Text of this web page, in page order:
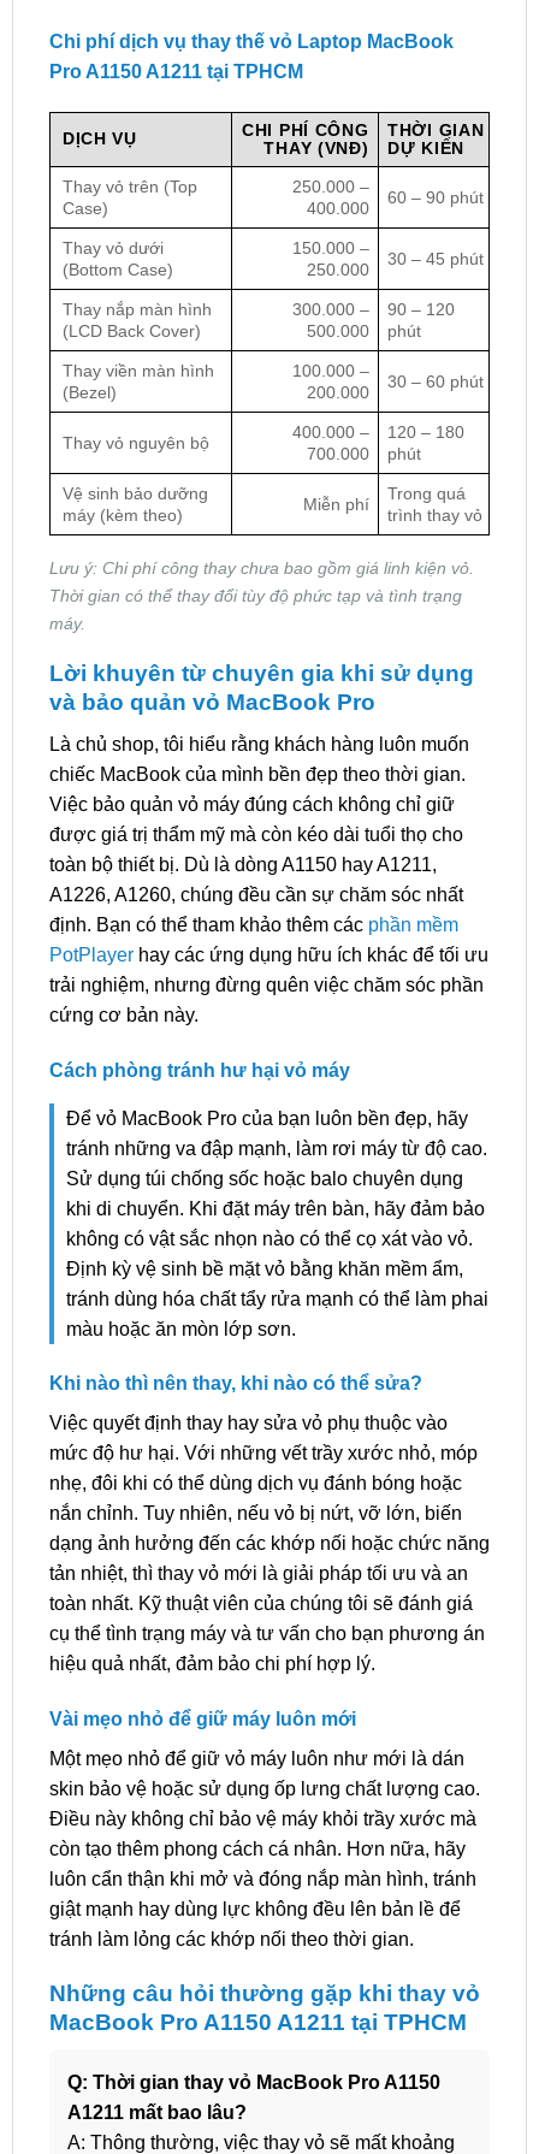
Chi phí dịch vụ thay thế vỏ Laptop MacBook
Pro A1150 A1211 tại TPHCM
DỊCH VỤ
CHI PHÍ CÔNG
THAY (VNĐ)
THỜI GIAN
DỰ KIẾN
Thay vỏ trên (Top
Case)
250.000 –
400.000
60 – 90 phút
Thay vỏ dưới
(Bottom Case)
150.000 –
250.000
30 – 45 phút
Thay nắp màn hình
(LCD Back Cover)
300.000 –
500.000
90 – 120
phút
Thay viền màn hình
(Bezel)
100.000 –
200.000
30 – 60 phút
Thay vỏ nguyên bộ
400.000 –
700.000
120 – 180
phút
Vệ sinh bảo dưỡng
máy (kèm theo)
Miễn phí
Trong quá
trình thay vỏ
Lưu ý: Chi phí công thay chưa bao gồm giá linh kiện vỏ.
Thời gian có thể thay đổi tùy độ phức tạp và tình trạng
máy.
Lời khuyên từ chuyên gia khi sử dụng
và bảo quản vỏ MacBook Pro
Là chủ shop, tôi hiểu rằng khách hàng luôn muốn
chiếc MacBook của mình bền đẹp theo thời gian.
Việc bảo quản vỏ máy đúng cách không chỉ giữ
được giá trị thẩm mỹ mà còn kéo dài tuổi thọ cho
toàn bộ thiết bị. Dù là dòng A1150 hay A1211,
A1226, A1260, chúng đều cần sự chăm sóc nhất
định. Bạn có thể tham khảo thêm các phần mềm
PotPlayerhay các ứng dụng hữu ích khác để tối ưu
trải nghiệm, nhưng đừng quên việc chăm sóc phần
cứng cơ bản này.
Cách phòng tránh hư hại vỏ máy
Để vỏ MacBook Pro của bạn luôn bền đẹp, hãy
tránh những va đập mạnh, làm rơi máy từ độ cao.
Sử dụng túi chống sốc hoặc balo chuyên dụng
khi di chuyển. Khi đặt máy trên bàn, hãy đảm bảo
không có vật sắc nhọn nào có thể cọ xát vào vỏ.
Định kỳ vệ sinh bề mặt vỏ bằng khăn mềm ẩm,
tránh dùng hóa chất tẩy rửa mạnh có thể làm phai
màu hoặc ăn mòn lớp sơn.
Khi nào thì nên thay, khi nào có thể sửa?
Việc quyết định thay hay sửa vỏ phụ thuộc vào
mức độ hư hại. Với những vết trầy xước nhỏ, móp
nhẹ, đôi khi có thể dùng dịch vụ đánh bóng hoặc
nắn chỉnh. Tuy nhiên, nếu vỏ bị nứt, vỡ lớn, biến
dạng ảnh hưởng đến các khớp nối hoặc chức năng
tản nhiệt, thì thay vỏ mới là giải pháp tối ưu và an
toàn nhất. Kỹ thuật viên của chúng tôi sẽ đánh giá
cụ thể tình trạng máy và tư vấn cho bạn phương án
hiệu quả nhất, đảm bảo chi phí hợp lý.
Vài mẹo nhỏ để giữ máy luôn mới
Một mẹo nhỏ để giữ vỏ máy luôn như mới là dán
skin bảo vệ hoặc sử dụng ốp lưng chất lượng cao.
Điều này không chỉ bảo vệ máy khỏi trầy xước mà
còn tạo thêm phong cách cá nhân. Hơn nữa, hãy
luôn cẩn thận khi mở và đóng nắp màn hình, tránh
giật mạnh hay dùng lực không đều lên bản lề để
tránh làm lỏng các khớp nối theo thời gian.
Những câu hỏi thường gặp khi thay vỏ
MacBook Pro A1150 A1211 tại TPHCM
Q: Thời gian thay vỏ MacBook Pro A1150
A1211 mất bao lâu?
A: Thông thường, việc thay vỏ sẽ mất khoảng